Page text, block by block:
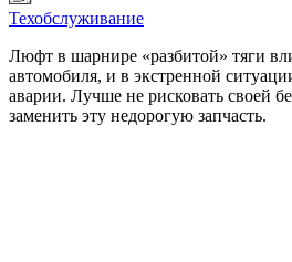
Техобслуживание
Люфт в шарнире «разбитой» тяги
автомобиля, и в экстренной
аварии. Лучше не рисковать своей
заменить эту недорогую запчасть.